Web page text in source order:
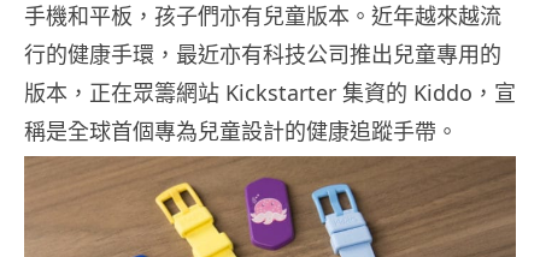
手機和平板，孩子們亦有兒童版本。近年越來越流
行的健康手環，最近亦有科技公司推出兒童專用的
版本，正在眾籌網站 Kickstarter 集資的 Kiddo，宣
稱是全球首個專為兒童設計的健康追蹤手帶。